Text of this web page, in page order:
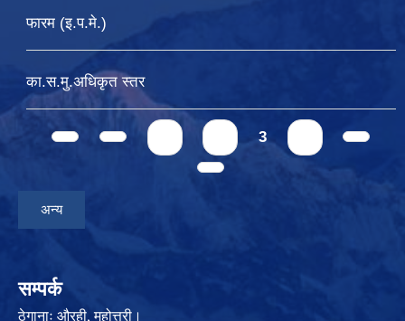
फारम (इ.प.मे.)
का.स.मु.अधिकृत स्तर
Pages 3
अन्य
सम्पर्क
ठेगानाः औरही, महोत्तरी।